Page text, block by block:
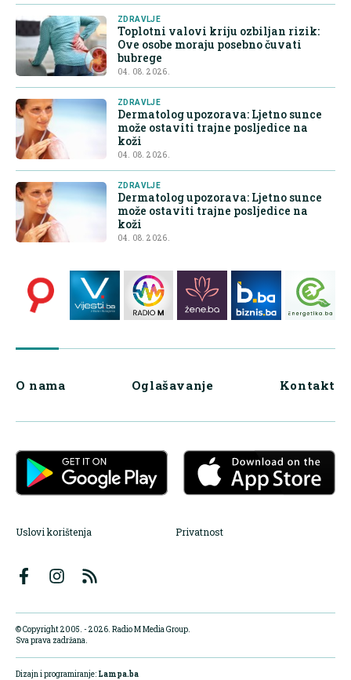
ZDRAVLJE
Toplotni valovi kriju ozbiljan rizik:
Ove osobe moraju posebno čuvati
bubrege
04. 08. 2026.
ZDRAVLJE
Dermatolog upozorava: Ljetno sunce
može ostaviti trajne posljedice na
koži
04. 08. 2026.
ZDRAVLJE
Dermatolog upozorava: Ljetno sunce
može ostaviti trajne posljedice na
koži
04. 08. 2026.
O nama Oglašavanje Kontakt
Uslovi korištenja Privatnost
© Copyright 2005. - 2026. Radio M Media Group.
Sva prava zadržana.
Dizajn i programiranje: Lampa.ba